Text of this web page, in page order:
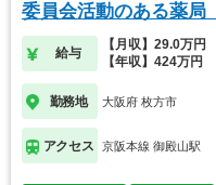
委員会活動のある薬局
給与
【月収】29.0万円
【年収】424万円
勤務地 大阪府 枚方市
アクセス 京阪本線 御殿山駅